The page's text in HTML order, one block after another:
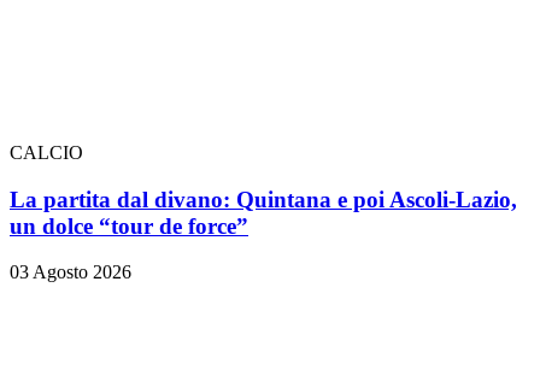
CALCIO
La partita dal divano: Quintana e poi Ascoli-Lazio,
un dolce “tour de force”
03 Agosto 2026